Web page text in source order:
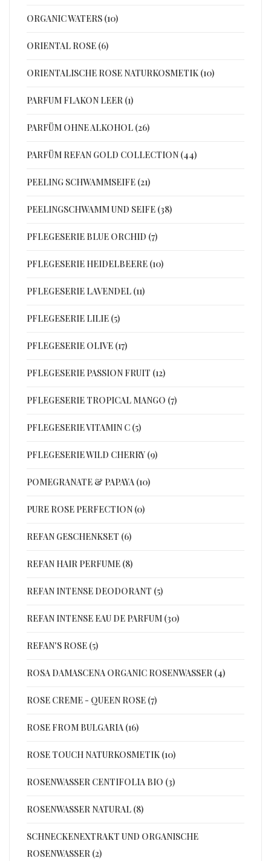
ORGANIC WATERS (10)
ORIENTAL ROSE (6)
ORIENTALISCHE ROSE NATURKOSMETIK (10)
PARFUM FLAKON LEER (1)
PARFÜM OHNE ALKOHOL (26)
PARFÜM REFAN GOLD COLLECTION (44)
PEELING SCHWAMMSEIFE (21)
PEELINGSCHWAMM UND SEIFE (38)
PFLEGESERIE BLUE ORCHID (7)
PFLEGESERIE HEIDELBEERE (10)
PFLEGESERIE LAVENDEL (11)
PFLEGESERIE LILIE (5)
PFLEGESERIE OLIVE (17)
PFLEGESERIE PASSION FRUIT (12)
PFLEGESERIE TROPICAL MANGO (7)
PFLEGESERIE VITAMIN C (5)
PFLEGESERIE WILD CHERRY (9)
POMEGRANATE & PAPAYA (10)
PURE ROSE PERFECTION (0)
REFAN GESCHENKSET (6)
REFAN HAIR PERFUME (8)
REFAN INTENSE DEODORANT (5)
REFAN INTENSE EAU DE PARFUM (30)
REFAN'S ROSE (5)
ROSA DAMASCENA ORGANIC ROSENWASSER (4)
ROSE CREME - QUEEN ROSE (7)
ROSE FROM BULGARIA (16)
ROSE TOUCH NATURKOSMETIK (10)
ROSENWASSER CENTIFOLIA BIO (3)
ROSENWASSER NATURAL (8)
SCHNECKENEXTRAKT UND ORGANISCHE
ROSENWASSER (2)